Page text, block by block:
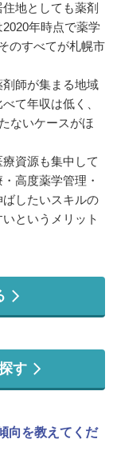
地としても薬剤
年時点で薬学
のすべてが札幌市
師が集まる地域
て年収は低く、
ないケースがほ
資源も集中して
高度薬学管理・
したいスキルの
というメリット
す
向を教えてくだ